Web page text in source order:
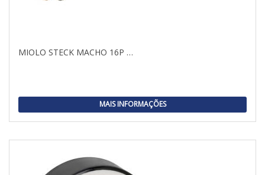
MIOLO STECK MACHO 16P …
MAIS INFORMAÇÕES